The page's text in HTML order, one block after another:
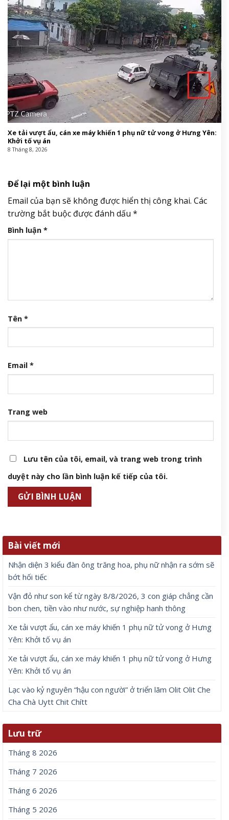
Xe tải vượt ẩu, cán xe máy khiến 1 phụ nữ tử vong ở Hưng Yên:
Khởi tố vụ án
8 Tháng 8, 2026
Để lại một bình luận
Email của bạn sẽ không được hiển thị công khai. Các
trường bắt buộc được đánh dấu *
Bình luận *
Tên *
Email *
Trang web
Lưu tên của tôi, email, và trang web trong trình
duyệt này cho lần bình luận kế tiếp của tôi.
Bài viết mới
Nhận diện 3 kiểu đàn ông trăng hoa, phụ nữ nhận ra sớm sẽ
bớt hối tiếc
Vận đỏ như son kể từ ngày 8/8/2026, 3 con giáp chẳng cần
bon chen, tiền vào như nước, sự nghiệp hanh thông
Xe tải vượt ẩu, cán xe máy khiến 1 phụ nữ tử vong ở Hưng
Yên: Khởi tố vụ án
Xe tải vượt ẩu, cán xe máy khiến 1 phụ nữ tử vong ở Hưng
Yên: Khởi tố vụ án
Lạc vào kỷ nguyên “hậu con người” ở triển lãm Olit Olit Che
Cha Chà Uytt Chit Chítt
Lưu trữ
Tháng 8 2026
Tháng 7 2026
Tháng 6 2026
Tháng 5 2026